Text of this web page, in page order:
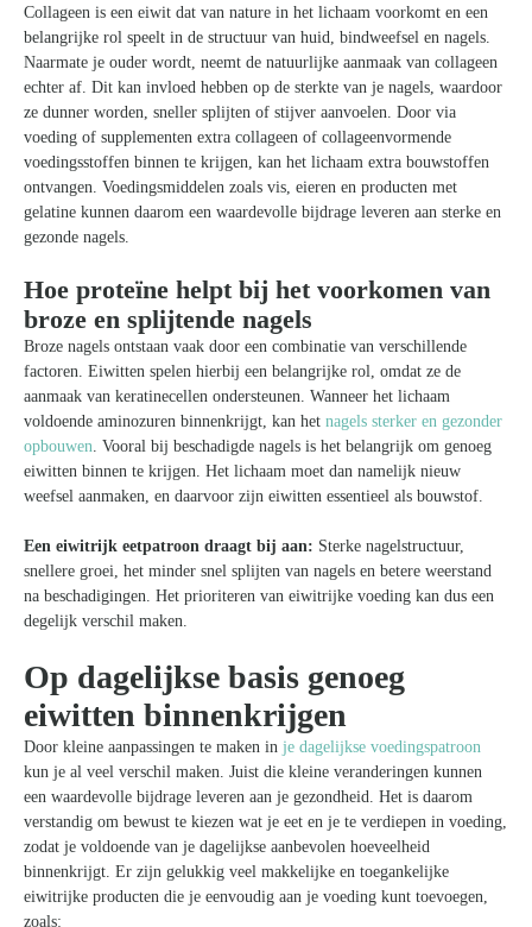
Collageen is een eiwit dat van nature in het lichaam voorkomt en een
belangrijke rol speelt in de structuur van huid, bindweefsel en nagels.
Naarmate je ouder wordt, neemt de natuurlijke aanmaak van collageen
echter af. Dit kan invloed hebben op de sterkte van je nagels, waardoor
ze dunner worden, sneller splijten of stijver aanvoelen. Door via
voeding of supplementen extra collageen of collageenvormende
voedingsstoffen binnen te krijgen, kan het lichaam extra bouwstoffen
ontvangen. Voedingsmiddelen zoals vis, eieren en producten met
gelatine kunnen daarom een waardevolle bijdrage leveren aan sterke en
gezonde nagels.
Hoe proteïne helpt bij het voorkomen van
broze en splijtende nagels
Broze nagels ontstaan vaak door een combinatie van verschillende
factoren. Eiwitten spelen hierbij een belangrijke rol, omdat ze de
aanmaak van keratinecellen ondersteunen. Wanneer het lichaam
voldoende aminozuren binnenkrijgt, kan het nagels sterker en gezonder
opbouwen . Vooral bij beschadigde nagels is het belangrijk om genoeg
eiwitten binnen te krijgen. Het lichaam moet dan namelijk nieuw
weefsel aanmaken, en daarvoor zijn eiwitten essentieel als bouwstof.
Een eiwitrijk eetpatroon draagt bij aan: Sterke nagelstructuur,
snellere groei, het minder snel splijten van nagels en betere weerstand
na beschadigingen. Het prioriteren van eiwitrijke voeding kan dus een
degelijk verschil maken.
Op dagelijkse basis genoeg
eiwitten binnenkrijgen
Door kleine aanpassingen te maken in je dagelijkse voedingspatroon
kun je al veel verschil maken. Juist die kleine veranderingen kunnen
een waardevolle bijdrage leveren aan je gezondheid. Het is daarom
verstandig om bewust te kiezen wat je eet en je te verdiepen in voeding,
zodat je voldoende van je dagelijkse aanbevolen hoeveelheid
binnenkrijgt. Er zijn gelukkig veel makkelijke en toegankelijke
eiwitrijke producten die je eenvoudig aan je voeding kunt toevoegen,
zoals: